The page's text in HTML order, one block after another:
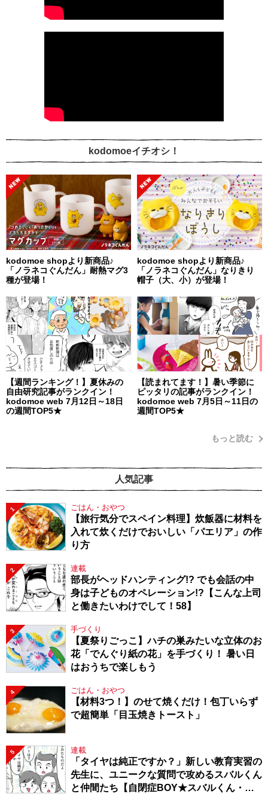
kodomoeイチオシ！
kodomoe shopより新商品♪
「ノラネコぐんだん」耐熱マグ3
種が登場！
kodomoe shopより新商品♪
「ノラネコぐんだん」なりきり
帽子（大、小）が登場！
【週間ランキング！】夏休みの
自由研究記事がランクイン！
kodomoe web 7月12日～18日
の週間TOP5★
【読まれてます！】暑い季節に
ピッタリの記事がランクイン！
kodomoe web 7月5日～11日の
週間TOP5★
もっと読む
人気記事
1 ごはん・おやつ
【旅行気分でスペイン料理】炊飯器に材料を
入れて炊くだけでおいしい「パエリア」の作
り方
2 連載
部長がヘッドハンティング!? でも会話の中
身は子どものオペレーション!?【こんな上司
と働きたいわけでして！58】
3 手づくり
【夏祭りごっこ】ハチの巣みたいな立体のお
花「でんぐり紙の花」を手づくり！ 暑い日
はおうちで楽しもう
4 ごはん・おやつ
【材料3つ！】のせて焼くだけ！包丁いらず
で超簡単「目玉焼きトースト」
5 連載
「タイヤは純正ですか？」新しい教育実習の
先生に、ユニークな質問で攻めるスバルくん
と仲間たち【自閉症BOY★スバルくん・